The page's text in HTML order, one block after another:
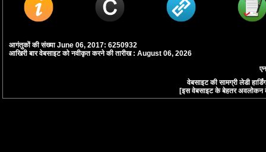
आगंतुकों की संख्या June 06, 2017: 6250932
आखिरी बार वेबसाइट को नवीकृत करने की तारीख : August 06, 2026
वेबसाइट की सामग्री लेडी
[इस वेबसाइट के बेहतर अवलोकन